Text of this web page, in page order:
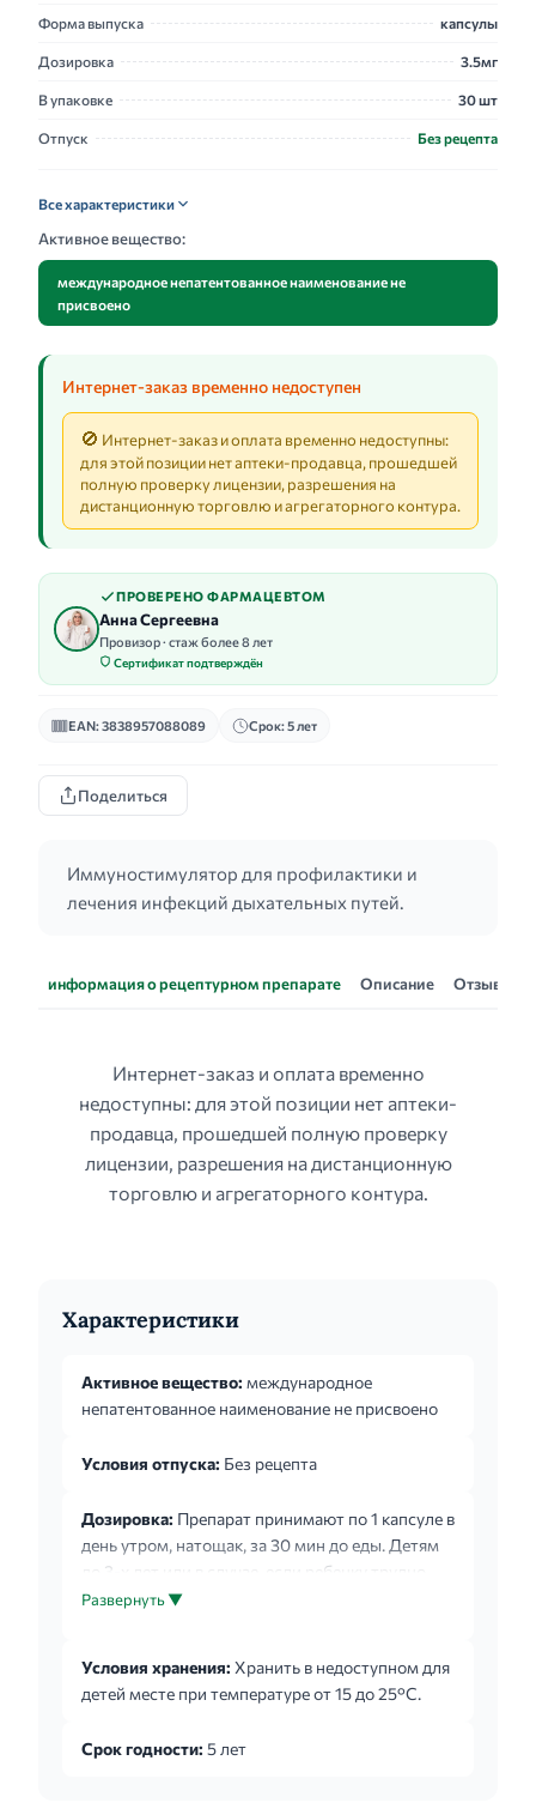
Форма выпуска капсулы
Дозировка 3.5мг
В упаковке 30 шт
Отпуск Без рецепта
Все характеристики
Активное вещество:
международное непатентованное наименование не
присвоено
Интернет-заказ временно недоступен
🚫 Интернет-заказ и оплата временно недоступны:
для этой позиции нет аптеки-продавца, прошедшей
полную проверку лицензии, разрешения на
дистанционную торговлю и агрегаторного контура.
ПРОВЕРЕНО ФАРМАЦЕВТОМ
Анна Сергеевна
Провизор · стаж более 8 лет
Сертификат подтверждён
EAN: 3838957088089 Срок: 5 лет
Поделиться
Иммуностимулятор для профилактики и
лечения инфекций дыхательных путей.
информация о рецептурном препарате Описание Отзывы
Интернет-заказ и оплата временно
недоступны: для этой позиции нет аптеки-
продавца, прошедшей полную проверку
лицензии, разрешения на дистанционную
торговлю и агрегаторного контура.
Характеристики
Активное вещество: международное
непатентованное наименование не присвоено
Условия отпуска: Без рецепта
Дозировка: Препарат принимают по 1 капсуле в
день утром, натощак, за 30 мин до еды. Детям
до 3-х лет или в случае, если ребенку трудно
проглотить капсулу, ее следует открыть,
Для профилактики рецидивирующих инфекций
дыхательных путей и обострений хронического
по 10 дней, интервал между курсами 20 дней. В
Развернуть ▼
Условия хранения: Хранить в недоступном для
детей месте при температуре от 15 до 25°С.
Срок годности: 5 лет